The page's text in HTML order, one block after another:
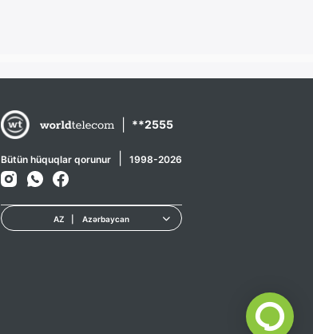
**2555
Bütün hüquqlar qorunur 1998-2026
AZ Azərbaycan